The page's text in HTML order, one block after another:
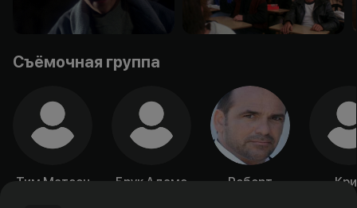
Съёмочная группа
Тим Матсон Брук Адамс
Роберт